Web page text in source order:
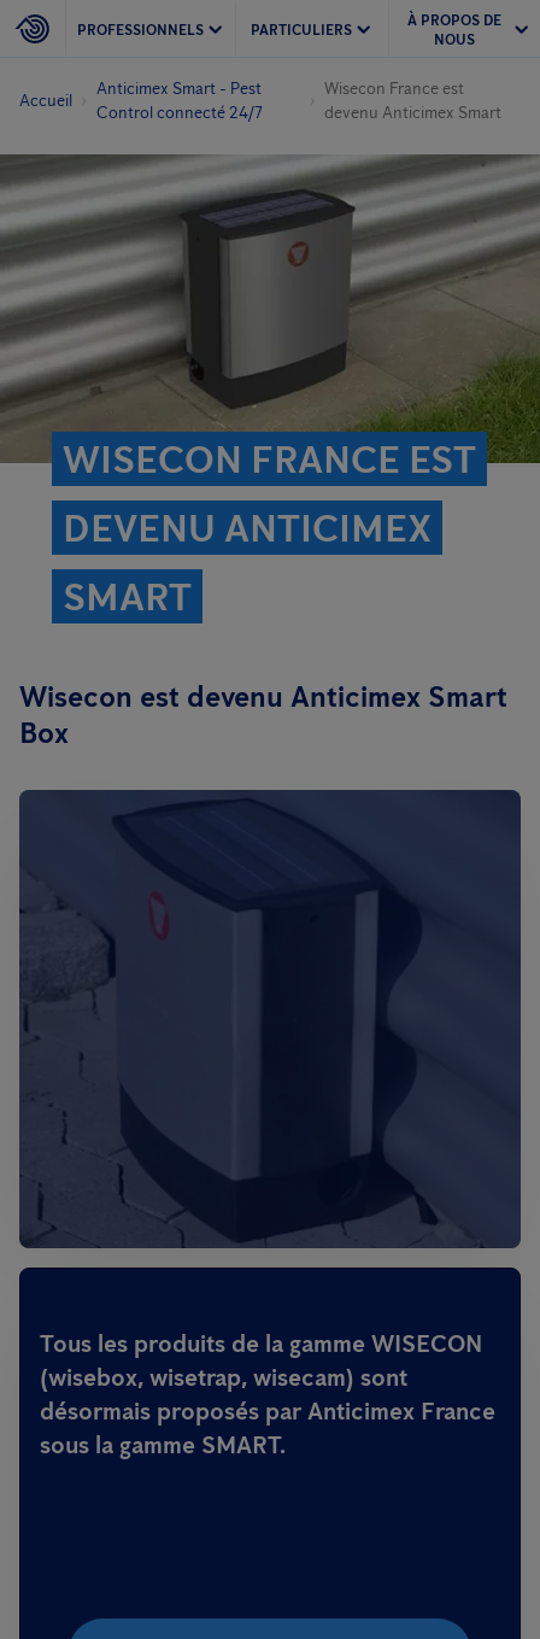
PROFESSIONNELS PARTICULIERS
À PROPOS DE
NOUS
Accueil
Anticimex Smart - Pest
Control connecté 24/7
Wisecon France est
devenu Anticimex Smart
WISECON FRANCE EST
DEVENU ANTICIMEX
SMART
Wisecon est devenu Anticimex Smart
Box
Tous les produits de la gamme WISECON
(wisebox, wisetrap, wisecam) sont
désormais proposés par Anticimex France
sous la gamme SMART.